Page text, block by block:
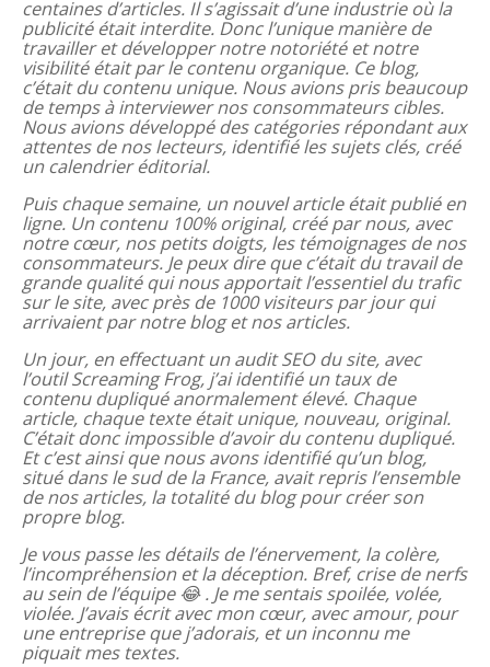
centaines d’articles. Il s’agissait d’une industrie où la
publicité était interdite. Donc l’unique manière de
travailler et développer notre notoriété et notre
visibilité était par le contenu organique. Ce blog,
c’était du contenu unique. Nous avions pris beaucoup
de temps à interviewer nos consommateurs cibles.
Nous avions développé des catégories répondant aux
attentes de nos lecteurs, identifié les sujets clés, créé
un calendrier éditorial.
Puis chaque semaine, un nouvel article était publié en
ligne. Un contenu 100% original, créé par nous, avec
notre cœur, nos petits doigts, les témoignages de nos
consommateurs. Je peux dire que c’était du travail de
grande qualité qui nous apportait l’essentiel du trafic
sur le site, avec près de 1000 visiteurs par jour qui
arrivaient par notre blog et nos articles.
Un jour, en effectuant un audit SEO du site, avec
l’outil Screaming Frog, j’ai identifié un taux de
contenu dupliqué anormalement élevé. Chaque
article, chaque texte était unique, nouveau, original.
C’était donc impossible d’avoir du contenu dupliqué.
Et c’est ainsi que nous avons identifié qu’un blog,
situé dans le sud de la France, avait repris l’ensemble
de nos articles, la totalité du blog pour créer son
propre blog.
Je vous passe les détails de l’énervement, la colère,
l’incompréhension et la déception. Bref, crise de nerfs
au sein de l’équipe 😂 . Je me sentais spoilée, volée,
violée. J’avais écrit avec mon cœur, avec amour, pour
une entreprise que j’adorais, et un inconnu me
piquait mes textes.